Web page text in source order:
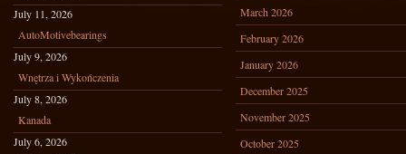
July 11, 2026
AutoMotivebearings
July 9, 2026
Wnętrza i Wykończenia
July 8, 2026
Kanada
July 6, 2026
March 2026
February 2026
January 2026
December 2025
November 2025
October 2025